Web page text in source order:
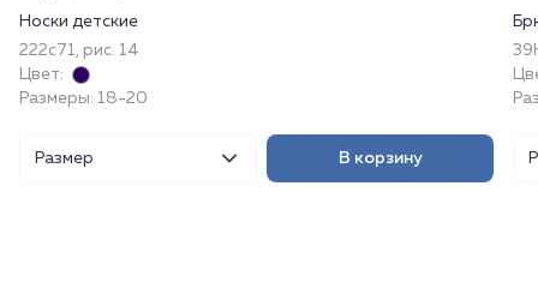
Носки детские
222с71, рис. 14
Цвет:
Размеры: 18-20
Размер В корзину